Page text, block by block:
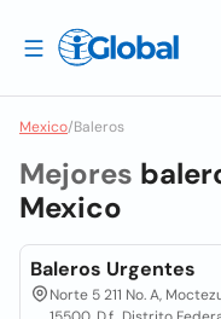
Mexico/Baleros
Mejores
Mexico
Baleros Urgentes
Norte 5 211 No. A,